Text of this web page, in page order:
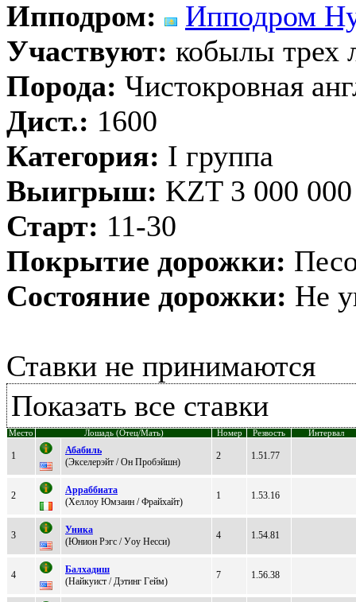
Ипподром:
Ипподром
Участвуют: кобылы трех
Порода: Чистокровная
Дист.: 1600
Категория: I группа
Выигрыш: KZT 3 000 000
Старт: 11-30
Покрытие дорожки:
Состояние дорожки: Не
Ставки не принимаются
Показать все ставки
Место Лошадь (Отец/Мать) Номер Резвость Интервал
1
Абaбиль
(Экceлeрэйт / Он Пpобэйшн)
2 1.51.77
2
Арраббиата
(Xеллоу Юмзаин / Фpайxайт)
1 1.53.16
3
Уникa
(Юнион Рэгс / Уoу Heccи)
4 1.54.81
4
Бaлхaдиш
(Haйкуиcт / Дэтинг Гeйм)
7 1.56.38